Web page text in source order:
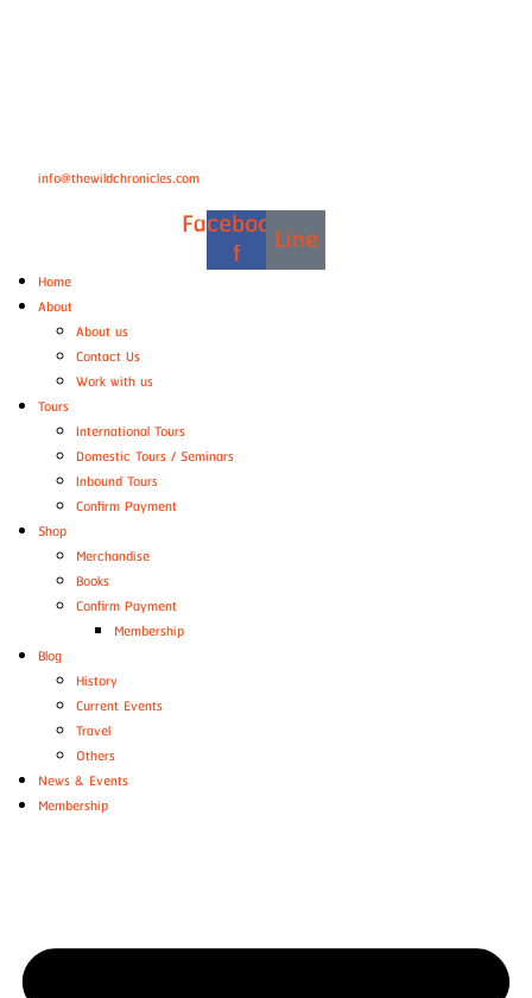
info@thewildchronicles.com
Facebook-
f Line
Home
About
About us
Contact Us
Work with us
Tours
International Tours
Domestic Tours / Seminars
Inbound Tours
Confirm Payment
Shop
Merchandise
Books
Confirm Payment
Membership
Blog
History
Current Events
Travel
Others
News & Events
Membership